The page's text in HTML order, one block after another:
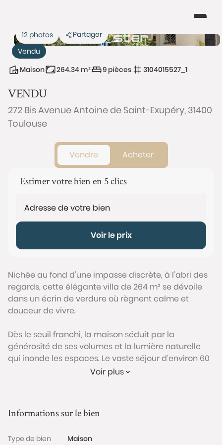
Vendu
12 photos Partager
Maison 264.34 m² 9 pièces 3104015527_1
VENDU
272 Bis Avenue Antoine de Saint-Exupéry, 31400
Toulouse
Vendre Acheter
Estimer votre bien en 5 clics
Voir le prix
Nichée au fond d’une impasse discrète, à l’abri des
regards, cette élégante villa de 264 m² se dévoile
dans un écrin de verdure où règnent calme et
douceur de vivre.
Dès le seuil franchi, la maison séduit par la
générosité de ses volumes et la lumière naturelle
qui inonde les espaces. Le vaste séjour d’environ 60
m², véritable pièce maîtresse, s’ouvre en douceur
privilégié des journées ensoleillées et des soirées
Voir plus
Informations sur le bien
Type de bien
Maison